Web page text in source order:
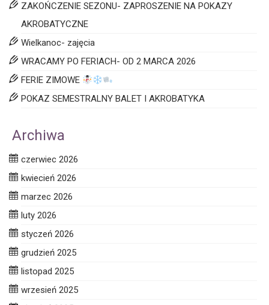
ZAKOŃCZENIE SEZONU- ZAPROSZENIE NA POKAZY
AKROBATYCZNE
Wielkanoc- zajęcia
WRACAMY PO FERIACH- OD 2 MARCA 2026
FERIE ZIMOWE
POKAZ SEMESTRALNY BALET I AKROBATYKA
Archiwa
czerwiec 2026
kwiecień 2026
marzec 2026
luty 2026
styczeń 2026
grudzień 2025
listopad 2025
wrzesień 2025